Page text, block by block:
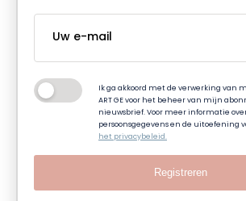
Ik ga akkoord met de verwerking van
ART GE voor het beheer van mijn
nieuwsbrief. Voor meer informatie
persoonsgegevens en de uitoefening
het privacybeleid.
Registreren